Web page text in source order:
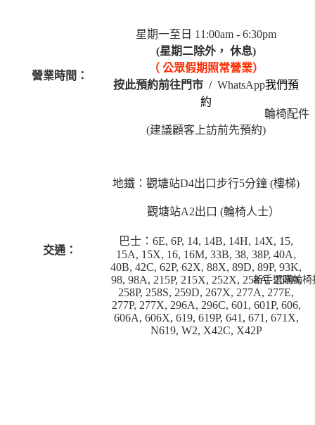
輪椅配件
柺杖
金產品
新手選購輪椅
營業時間：
星期一至日 11:00am - 6:30pm
(星期二除外， 休息)
（ 公眾假期照常營業）
按此預約前往門市 / WhatsApp我們預
約
(建議顧客上訪前先預約)
交通：
地鐵：觀塘站D4出口步行5分鐘 (樓梯)
觀塘站A2出口 (輪椅人士）
巴士：6E, 6P, 14, 14B, 14H, 14X, 15,
15A, 15X, 16, 16M, 33B, 38, 38P, 40A,
40B, 42C, 62P, 62X, 88X, 89D, 89P, 93K,
98, 98A, 215P, 215X, 252X, 258A, 258D,
258P, 258S, 259D, 267X, 277A, 277E,
277P, 277X, 296A, 296C, 601, 601P, 606,
606A, 606X, 619, 619P, 641, 671, 671X,
N619, W2, X42C, X42P